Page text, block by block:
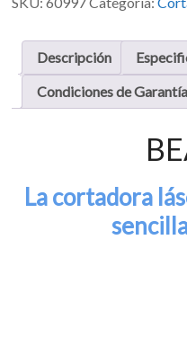
portátil
cantidad
Descripción
Condiciones de
La cortadora